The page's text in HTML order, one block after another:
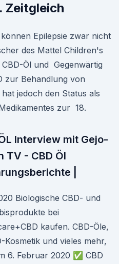
Zeitgleich
Epilepsie zwar nicht
des Mattel Children's
Öl und Gegenwärtig
zur Behandlung von
jedoch den Status als
zur 18.
Interview mit Gejo-
TV - CBD Öl
|
Biologische CBD- und
bei
kaufen. CBD-Öle,
Kosmetik und vieles mehr,
6. Februar 2020 ✅ CBD